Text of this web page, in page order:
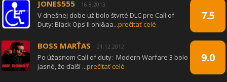
7.5
JONES555 16.8.2013
V dnešnej dobe už bolo štvrté DLC pre Call of
Duty: Black Ops II ohl&aa...prečítať celé
9.0
BOSS MARŤAS 21.12.2012
Po úžasnom Call of duty: Modern Warfare 3 bolo
jasné, že ďalší ...prečítať celé